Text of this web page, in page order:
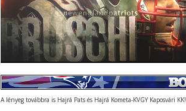
A lényeg továbbra is Hajrá Pats és Hajrá Kometa-KVGY Kaposvári KK!